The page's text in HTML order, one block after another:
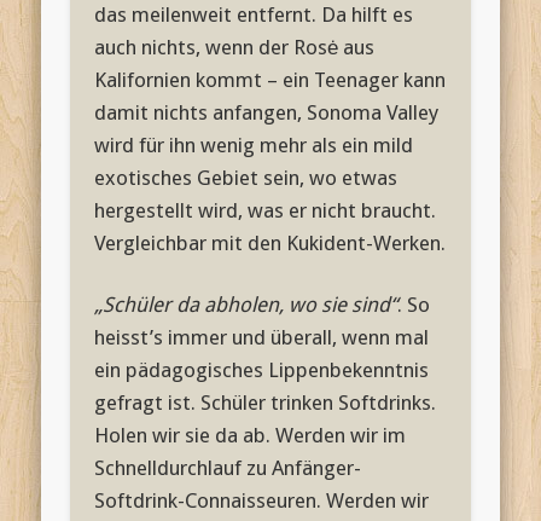
das meilenweit entfernt. Da hilft es
auch nichts, wenn der Rosė aus
Kalifornien kommt – ein Teenager kann
damit nichts anfangen, Sonoma Valley
wird für ihn wenig mehr als ein mild
exotisches Gebiet sein, wo etwas
hergestellt wird, was er nicht braucht.
Vergleichbar mit den Kukident-Werken.
„Schüler da abholen, wo sie sind“. So
heisst’s immer und überall, wenn mal
ein pädagogisches Lippenbekenntnis
gefragt ist. Schüler trinken Softdrinks.
Holen wir sie da ab. Werden wir im
Schnelldurchlauf zu Anfänger-
Softdrink-Connaisseuren. Werden wir